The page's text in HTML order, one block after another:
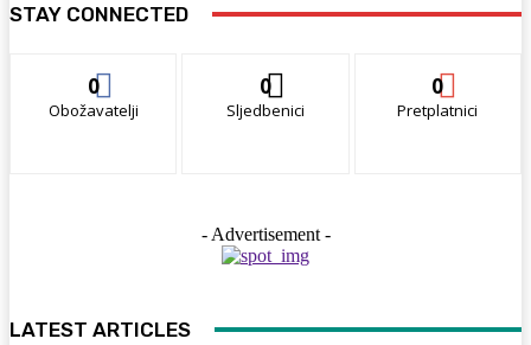
STAY CONNECTED
0
Obožavatelji
0
Sljedbenici
0
Pretplatnici
- Advertisement -
LATEST ARTICLES